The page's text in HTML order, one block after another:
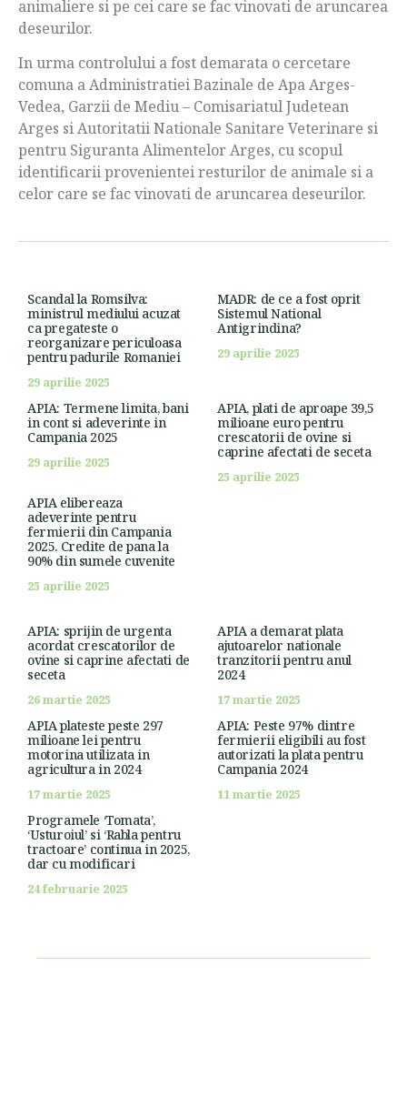
animaliere si pe cei care se fac vinovati de aruncarea
deseurilor.
In urma controlului a fost demarata o cercetare
comuna a Administratiei Bazinale de Apa Arges-
Vedea, Garzii de Mediu – Comisariatul Judetean
Arges si Autoritatii Nationale Sanitare Veterinare si
pentru Siguranta Alimentelor Arges, cu scopul
identificarii provenientei resturilor de animale si a
celor care se fac vinovati de aruncarea deseurilor.
Scandal la Romsilva:
ministrul mediului acuzat
ca pregateste o
reorganizare periculoasa
pentru padurile Romaniei
29 aprilie 2025
MADR: de ce a fost oprit
Sistemul National
Antigrindina?
29 aprilie 2025
APIA: Termene limita, bani
in cont si adeverinte in
Campania 2025
29 aprilie 2025
APIA, plati de aproape 39,5
milioane euro pentru
crescatorii de ovine si
caprine afectati de seceta
25 aprilie 2025
APIA elibereaza
adeverinte pentru
fermierii din Campania
2025. Credite de pana la
90% din sumele cuvenite
25 aprilie 2025
APIA: sprijin de urgenta
acordat crescatorilor de
ovine si caprine afectati de
seceta
26 martie 2025
APIA a demarat plata
ajutoarelor nationale
tranzitorii pentru anul
2024
17 martie 2025
APIA plateste peste 297
milioane lei pentru
motorina utilizata in
agricultura in 2024
17 martie 2025
APIA: Peste 97% dintre
fermierii eligibili au fost
autorizati la plata pentru
Campania 2024
11 martie 2025
Programele ‘Tomata’,
‘Usturoiul’ si ‘Rabla pentru
tractoare’ continua in 2025,
dar cu modificari
24 februarie 2025